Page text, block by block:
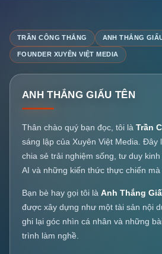
TRẦN CÔNG THẮNG ANH THẮNG
FOUNDER XUYÊN VIỆT MEDIA
ANH THẮNG GIẤU TÊN
Thân chào quý bạn đọc, tôi là Trần
sáng lập của Xuyên Việt Media. Đây
chia sẻ trải nghiệm sống, tư duy kinh
AI và những kiến thức thực chiến mà
Bạn bè hay gọi tôi là Anh Thắng
được xây dựng như một tài sản nội
ghi lại góc nhìn cá nhân và những
trình làm nghề.